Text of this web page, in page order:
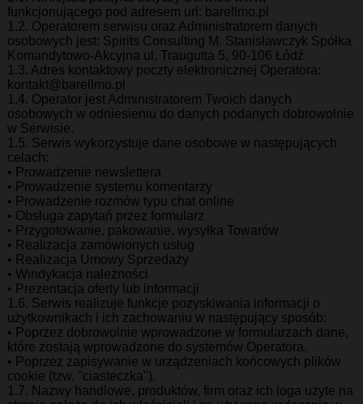
funkcjonującego pod adresem url: barellmo.pl
1.2. Operatorem serwisu oraz Administratorem danych
osobowych jest: Spirits Consulting M. Stanisławczyk Spółka
Komandytowo-Akcyjna ul. Traugutta 5, 90-106 Łódź
1.3. Adres kontaktowy poczty elektronicznej Operatora:
kontakt@barellmo.pl
1.4. Operator jest Administratorem Twoich danych
osobowych w odniesieniu do danych podanych dobrowolnie
w Serwisie.
1.5. Serwis wykorzystuje dane osobowe w następujących
celach:
• Prowadzenie newslettera
• Prowadzenie systemu komentarzy
• Prowadzenie rozmów typu chat online
• Obsługa zapytań przez formularz
• Przygotowanie, pakowanie, wysyłka Towarów
• Realizacja zamówionych usług
• Realizacja Umowy Sprzedaży
• Windykacja należności
• Prezentacja oferty lub informacji
1.6. Serwis realizuje funkcje pozyskiwania informacji o
użytkownikach i ich zachowaniu w następujący sposób:
• Poprzez dobrowolnie wprowadzone w formularzach dane,
które zostają wprowadzone do systemów Operatora.
• Poprzez zapisywanie w urządzeniach końcowych plików
cookie (tzw. "ciasteczka").
1.7. Nazwy handlowe, produktów, firm oraz ich loga użyte na